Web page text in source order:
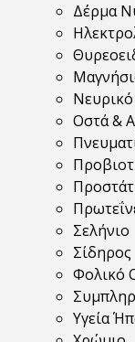
Δέρμα
Οστά &
Σελήνιο
Σίδηρος
Φολικό
Υγεία